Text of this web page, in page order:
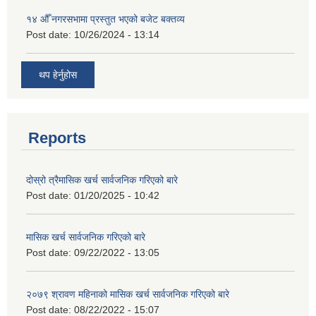
१४ औँ नगरसभामा प्रस्तुत भएको बजेट बक्तव्य
Post date: 10/26/2024 - 13:14
थप हेर्नुहोस
Reports
दोस्रो त्रैमासिक खर्च सार्वजनिक गरिएको बारे
Post date: 01/20/2025 - 10:42
मासिक खर्च सार्वजनिक गरिएको बारे
Post date: 09/22/2022 - 13:05
२०७९ श्रावण महिनाको मासिक खर्च सार्वजनिक गरिएको बारे
Post date: 08/22/2022 - 15:07